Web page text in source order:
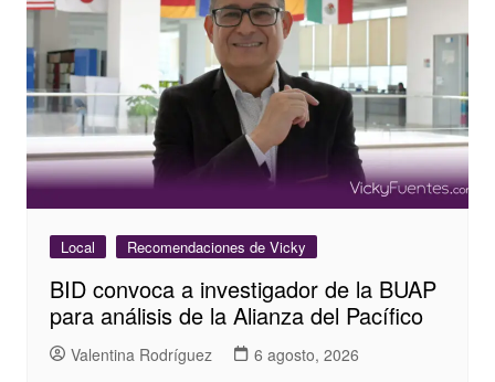
Local Recomendaciones de Vicky
BID convoca a investigador de la BUAP
para análisis de la Alianza del Pacífico
Valentina Rodríguez 6 agosto, 2026